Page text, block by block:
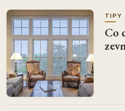
Co
TIPY